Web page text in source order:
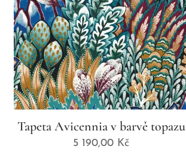
Tapeta Avicennia v barvě topazu
5 190,00 Kč